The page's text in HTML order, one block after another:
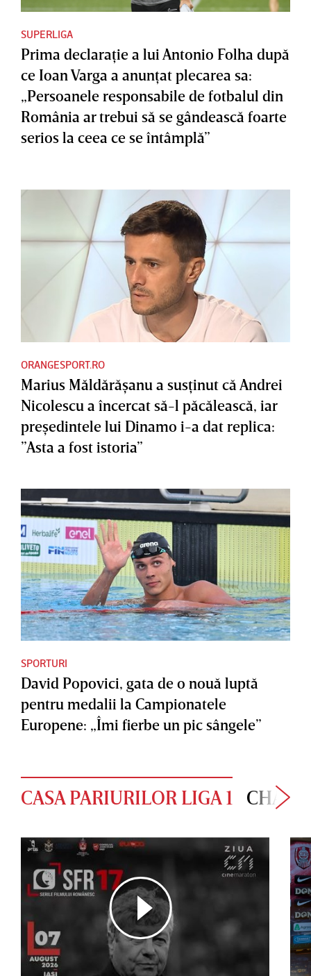
SUPERLIGA
Prima declaraţie a lui Antonio Folha după
ce Ioan Varga a anunţat plecarea sa:
„Persoanele responsabile de fotbalul din
România ar trebui să se gândească foarte
serios la ceea ce se întâmplă”
ORANGESPORT.RO
Marius Măldărăşanu a susţinut că Andrei
Nicolescu a încercat să-l păcălească, iar
preşedintele lui Dinamo i-a dat replica:
”Asta a fost istoria”
SPORTURI
David Popovici, gata de o nouă luptă
pentru medalii la Campionatele
Europene: „Îmi fierbe un pic sângele”
CASA PARIURILOR LIGA 1